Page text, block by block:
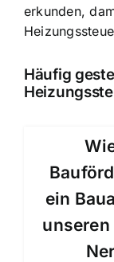
erkunden,
Häufig
ein
unseren